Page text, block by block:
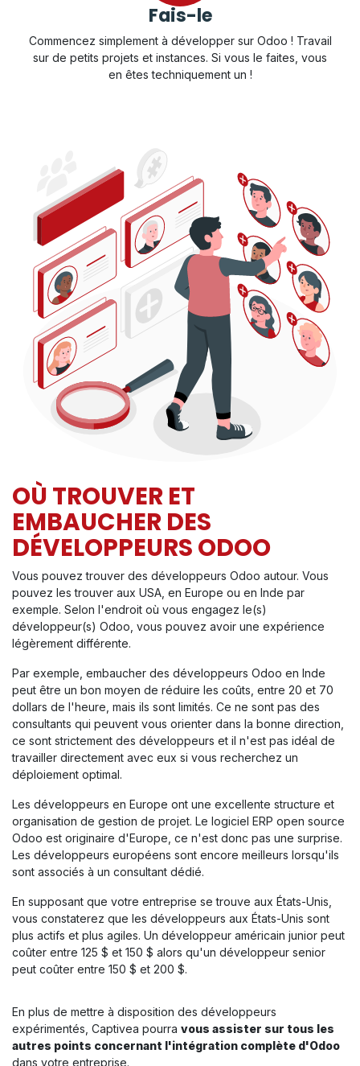
Fais-le
Commencez simplement à développer sur Odoo ! Travail
sur de petits projets et instances. Si vous le faites, vous
en êtes techniquement un !
OÙ TROUVER ET
EMBAUCHER DES
DÉVELOPPEURS ODOO
Vous pouvez trouver des développeurs Odoo autour. Vous
pouvez les trouver aux USA, en Europe ou en Inde par
exemple. Selon l'endroit où vous engagez le(s)
développeur(s) Odoo, vous pouvez avoir une expérience
légèrement différente.
Par exemple, embaucher des développeurs Odoo en Inde
peut être un bon moyen de réduire les coûts, entre 20 et 70
dollars de l'heure, mais ils sont limités. Ce ne sont pas des
consultants qui peuvent vous orienter dans la bonne direction,
ce sont strictement des développeurs et il n'est pas idéal de
travailler directement avec eux si vous recherchez un
déploiement optimal.
Les développeurs en Europe ont une excellente structure et
organisation de gestion de projet. Le logiciel ERP open source
Odoo est originaire d'Europe, ce n'est donc pas une surprise.
Les développeurs européens sont encore meilleurs lorsqu'ils
sont associés à un consultant dédié.
En supposant que votre entreprise se trouve aux États-Unis,
vous constaterez que les développeurs aux États-Unis sont
plus actifs et plus agiles. Un développeur américain junior peut
coûter entre 125 $ et 150 $ alors qu'un développeur senior
peut coûter entre 150 $ et 200 $.
En plus de mettre à disposition des développeurs
expérimentés, Captivea pourra vous assister sur tous les
autres points concernant l'intégration complète d'Odoo
dans votre entreprise.